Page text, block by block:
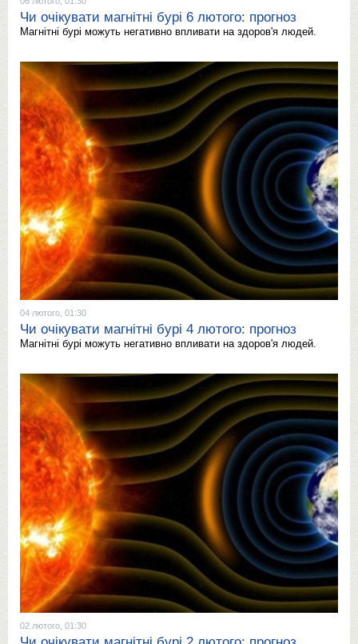
Чи очікувати магнітні бурі 6 лютого: прогноз
Магнітні бурі можуть негативно впливати на здоров'я людей.
04 лютого, 01:30
Чи очікувати магнітні бурі 4 лютого: прогноз
Магнітні бурі можуть негативно впливати на здоров'я людей.
02 лютого, 01:30